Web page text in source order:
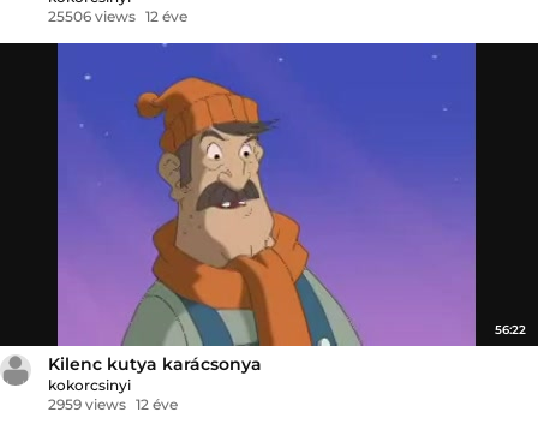
25506 views 12 éve
56:22
Kilenc kutya karácsonya
kokorcsinyi
2959 views 12 éve